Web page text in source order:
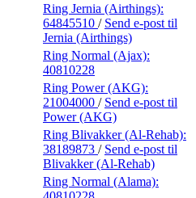
Ring Jernia (Airthings):
64845510 / Send e-post til
Jernia (Airthings)
Ring Normal (Ajax):
40810228
Ring Power (AKG):
21004000 / Send e-post til
Power (AKG)
Ring Blivakker (Al-Rehab):
38189873 / Send e-post til
Blivakker (Al-Rehab)
Ring Normal (Alama):